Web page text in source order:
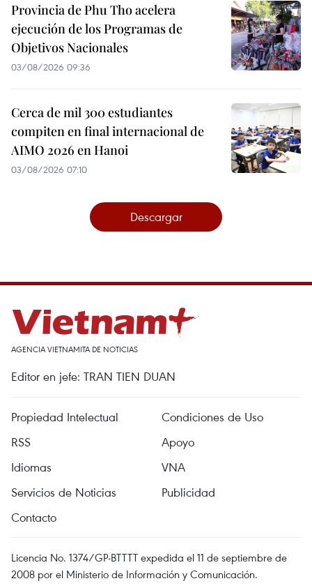
Provincia de Phu Tho acelera
ejecución de los Programas de
Objetivos Nacionales
03/08/2026 09:36
Cerca de mil 300 estudiantes
compiten en final internacional de
AIMO 2026 en Hanoi
03/08/2026 07:10
Descargar
AGENCIA VIETNAMITA DE NOTICIAS
Editor en jefe: TRAN TIEN DUAN
Propiedad Intelectual
Condiciones de Uso
RSS
Apoyo
Idiomas
VNA
Servicios de Noticias
Publicidad
Contacto
Licencia No. 1374/GP-BTTTT expedida el 11 de septiembre de
2008 por el Ministerio de Información y Comunicación.